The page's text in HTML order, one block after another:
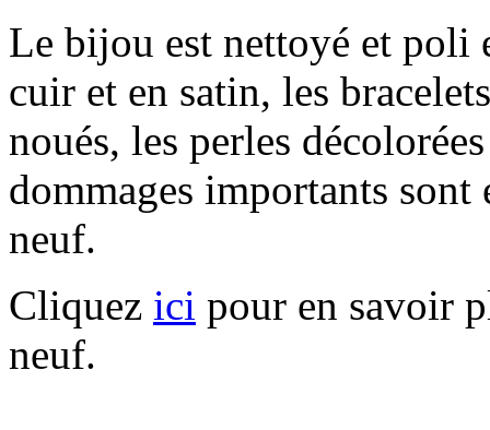
Le bijou est nettoyé et poli
cuir et en satin, les
noués, les perles
dommages importants sont
neuf.
Cliquez ici pour en savoir
neuf.